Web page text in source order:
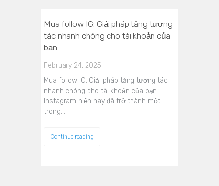
Mua follow IG: Giải pháp tăng tương
tác nhanh chóng cho tài khoản của
bạn
February 24, 2025
Mua follow IG: Giải pháp tăng tương tác
nhanh chóng cho tài khoản của bạn
Instagram hiện nay đã trở thành một
trong…
Continue reading